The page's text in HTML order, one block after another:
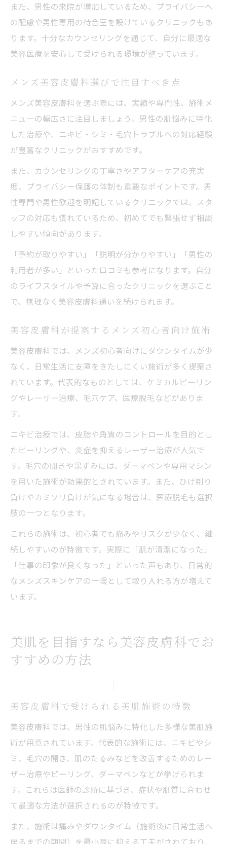
また、男性の来院が増加しているため、プライバシーへ
の配慮や男性専用の待合室を設けているクリニックもあ
ります。十分なカウンセリングを通じて、自分に最適な
美容医療を安心して受けられる環境が整っています。
メンズ美容皮膚科選びで注目すべき点
メンズ美容皮膚科を選ぶ際には、実績や専門性、施術メ
ニューの幅広さに注目しましょう。男性の肌悩みに特化
した治療や、ニキビ・シミ・毛穴トラブルへの対応経験
が豊富なクリニックがおすすめです。
また、カウンセリングの丁寧さやアフターケアの充実
度、プライバシー保護の体制も重要なポイントです。男
性専門や男性歓迎を明記しているクリニックでは、スタ
ッフの対応も慣れているため、初めてでも緊張せず相談
しやすい傾向があります。
「予約が取りやすい」「説明が分かりやすい」「男性の
利用者が多い」といった口コミも参考になります。自分
のライフスタイルや予算に合ったクリニックを選ぶこと
で、無理なく美容皮膚科通いを続けられます。
美容皮膚科が提案するメンズ初心者向け施術
美容皮膚科では、メンズ初心者向けにダウンタイムが少
なく、日常生活に支障をきたしにくい施術が多く提案さ
れています。代表的なものとしては、ケミカルピーリン
グやレーザー治療、毛穴ケア、医療脱毛などがありま
す。
ニキビ治療では、皮脂や角質のコントロールを目的とし
たピーリングや、炎症を抑えるレーザー治療が人気で
す。毛穴の開きや黒ずみには、ダーマペンや専用マシン
を用いた施術が効果的とされています。また、ひげ剃り
負けやカミソリ負けが気になる場合は、医療脱毛も選択
肢の一つとなります。
これらの施術は、初心者でも痛みやリスクが少なく、継
続しやすいのが特徴です。実際に「肌が清潔になった」
「仕事の印象が良くなった」といった声もあり、日常的
なメンズスキンケアの一環として取り入れる方が増えて
います。
美肌を目指すなら美容皮膚科でお
すすめの方法
美容皮膚科で受けられる美肌施術の特徴
美容皮膚科では、男性の肌悩みに特化した多様な美肌施
術が用意されています。代表的な施術には、ニキビやシ
ミ、毛穴の開き、肌のたるみなどを改善するためのレー
ザー治療やピーリング、ダーマペンなどが挙げられま
す。これらは医師の診断に基づき、症状や肌質に合わせ
て最適な方法が選択されるのが特徴です。
また、施術は痛みやダウンタイム（施術後に日常生活へ
戻るまでの期間）を最小限に抑える工夫がされており、